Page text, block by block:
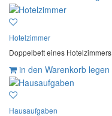
Hotelzimmer
Doppelbett eines Hotelzimmers
in den Warenkorb legen
Hausaufgaben